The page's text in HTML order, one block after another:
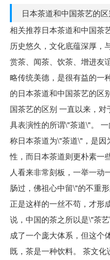
日本茶道和中国茶艺的
相关推荐日本茶道和中国茶
历史悠久，文化底蕴深厚，
赏茶、闻茶、饮茶、增进友
略传统美德，是很有益的一
的日本茶道和中国茶艺的区
国茶艺的区别 一直以来，
具表演性的所谓\"茶道\"。
称日本茶道为\"茶道\"，是
性，而日本茶道则更朴素一
人看来非常刻板，一举一动
肠过，佛祖心中留\"的不重
正是这样的一丝不苟，才形
说，中国的茶之所以是\"茶
成了一个庞大体系，但这个
既，茶是一种饮料。 茶文